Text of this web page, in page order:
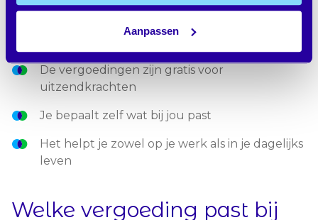
Aanpassen
zekerheid in je werk.
De voordelen op een rij:
De vergoedingen zijn gratis voor
uitzendkrachten
Je bepaalt zelf wat bij jou past
Het helpt je zowel op je werk als in je dagelijks
leven
Welke vergoeding past bij